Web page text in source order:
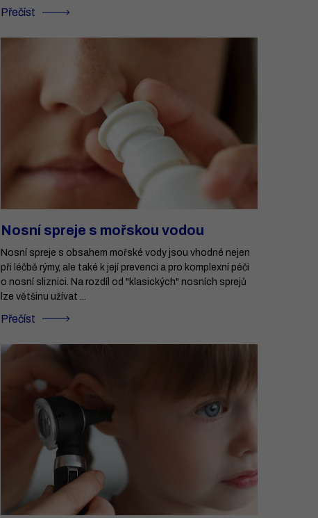
Přečíst
Nosní spreje s mořskou vodou
Nosní spreje s obsahem mořské vody jsou vhodné nejen
při léčbě rýmy, ale také k její prevenci a pro komplexní péči
o nosní sliznici. Na rozdíl od "klasických" nosních sprejů
lze většinu užívat ...
Přečíst